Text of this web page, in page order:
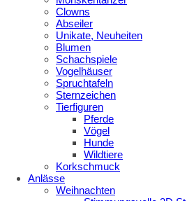
Clowns
Abseiler
Unikate, Neuheiten
Blumen
Schachspiele
Vogelhäuser
Spruchtafeln
Sternzeichen
Tierfiguren
Pferde
Vögel
Hunde
Wildtiere
Korkschmuck
Anlässe
Weihnachten